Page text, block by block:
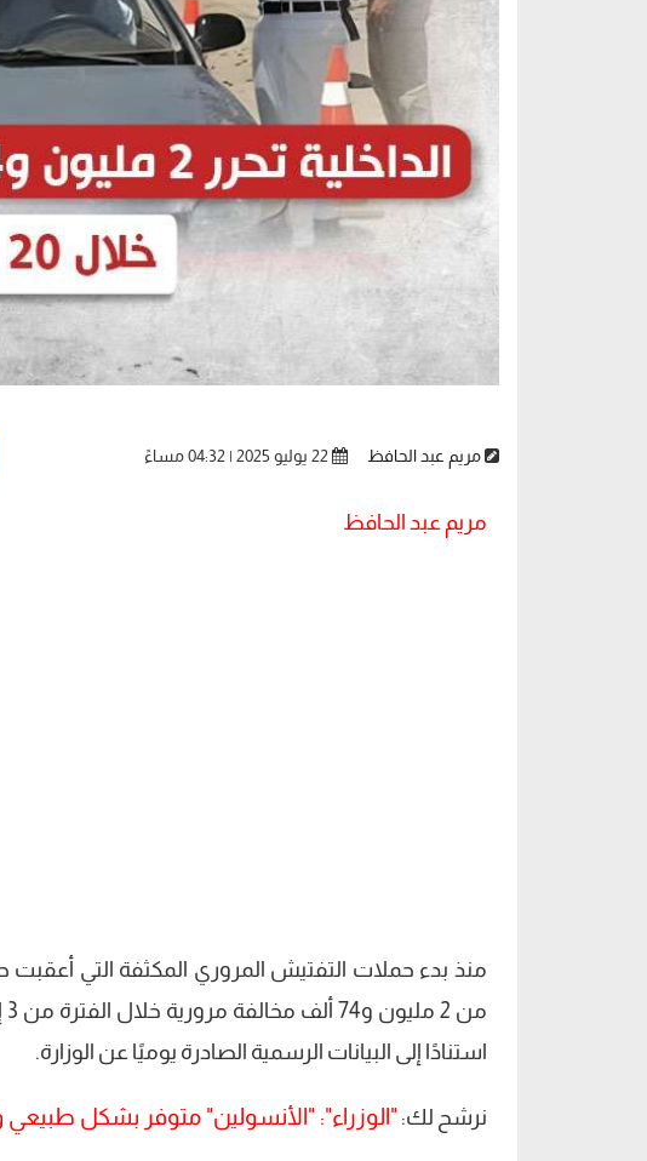
مريم عبد الحافظ
مريم عبد الحافظ
منذ بدء حملات التفتيش المروري المكثفة التي أعقبت
استنادًا إلى البيانات الرسمية الصادرة يوميًا عن الوزارة.
نرشح لك: "الوزراء": "الأنسولين" متوفر بشكل طبيعي